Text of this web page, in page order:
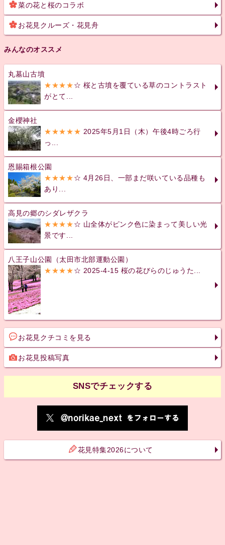
菜の花と桜のコラボ
お花見クルーズ・花見舟
みんなのオススメ
丸墓山古墳
★★★★☆ 桜と古墳を覆ている草のコントラスト
がとて...
金櫻神社
★★★★★ 2025年5月1日（木）午後4時ごろ行
っ...
恩賜箱根公園
★★★★☆ 4月26日、一部まだ咲いている品種も
あり...
高見の郷のシダレザクラ
★★★★☆ 山全体がピンク色に染まって美しい光
景です...
八王子山公園（太田市北部運動公園）
★★★★☆ 2025-4-15 桜の花びらのじゅうた...
お花見クチコミを見る
お花見投稿写真
SNSでチェックする
花見特集2026について